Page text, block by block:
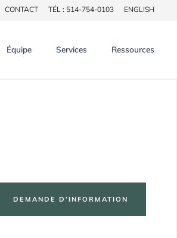
CONTACT TÉL : 514-754-0103 ENGLISH
Équipe Services Ressources
DEMANDE D’INFORMATION